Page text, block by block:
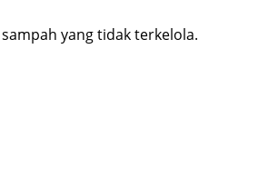
yang tidak terkelola.